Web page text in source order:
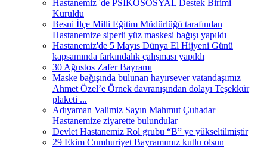
Hastanemiz 'de PSİKOSOSYAL Destek Birimi
Kuruldu
Besni İlçe Milli Eğitim Müdürlüğü tarafından
Hastanemize siperli yüz maskesi bağışı yapıldı
Hastanemiz'de 5 Mayıs Dünya El Hijyeni Günü
kapsamında farkındalık çalışması yapıldı
30 Ağustos Zafer Bayramı
Maske bağışında bulunan hayırsever vatandaşımız
Ahmet Özel’e Örnek davranışından dolayı Teşekkür
plaketi ...
Adıyaman Valimiz Sayın Mahmut Çuhadar
Hastanemize ziyarette bulundular
Devlet Hastanemiz Rol grubu “B” ye yükseltilmiştir
29 Ekim Cumhuriyet Bayramımız kutlu olsun